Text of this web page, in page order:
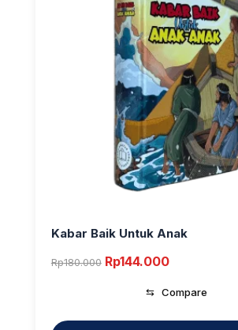
Kabar Baik Untuk Anak
Rp180.000 Original
Rp180.000.
Rp144.000Current
Rp144.000.
⇆ Compare